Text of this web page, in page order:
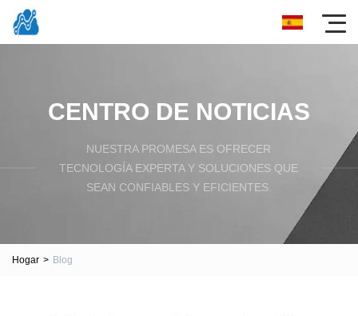
CENTRO DE NOTICIAS
NUESTRA PROMESA ES OFRECER
TECNOLOGÍA EXPERTA Y SOLUCIONES QUE
SEAN CONFIABLES Y EFICIENTES.
Hogar > Blog